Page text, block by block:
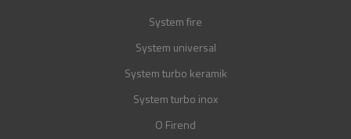
System fire
System universal
System turbo keramik
System turbo inox
O Firend